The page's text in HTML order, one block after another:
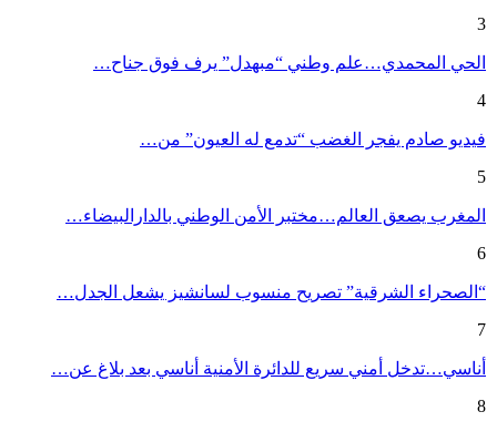
3
الحي المحمدي…علم وطني “مبهدل” يرف فوق جناح…
4
فيديو صادم يفجر الغضب “تدمع له العيون” من…
5
المغرب يصعق العالم…مختبر الأمن الوطني بالدارالبيضاء…
6
“الصحراء الشرقية” تصريح منسوب لسانشيز يشعل الجدل…
7
أناسي…تدخل أمني سريع للدائرة الأمنية أناسي بعد بلاغ عن…
8